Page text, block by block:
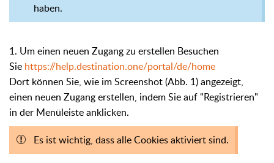
haben.
1. Um einen neuen Zugang zu erstellen Besuchen
Sie https://help.destination.one/portal/de/home
Dort können Sie, wie im Screenshot (Abb. 1) angezeigt,
einen neuen Zugang erstellen, indem Sie auf "Registrieren"
in der Menüleiste anklicken.
Es ist wichtig, dass alle Cookies aktiviert sind.